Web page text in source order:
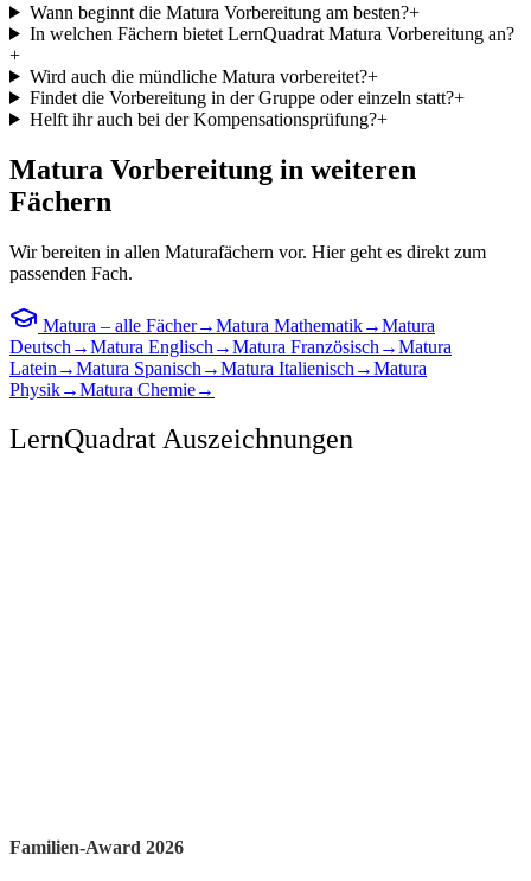
Wann beginnt die Matura Vorbereitung am besten?+
In welchen Fächern bietet LernQuadrat Matura Vorbereitung an?
+
Wird auch die mündliche Matura vorbereitet?+
Findet die Vorbereitung in der Gruppe oder einzeln statt?+
Helft ihr auch bei der Kompensationsprüfung?+
Matura Vorbereitung in weiteren
Fächern
Wir bereiten in allen Maturafächern vor. Hier geht es direkt zum
passenden Fach.
Matura – alle Fächer→Matura Mathematik→Matura
Deutsch →Matura Englisch →Matura Französisch →Matura
Latein →Matura Spanisch →Matura Italienisch →Matura
Physik→Matura Chemie→
LernQuadrat Auszeichnungen
Familien-Award 2026